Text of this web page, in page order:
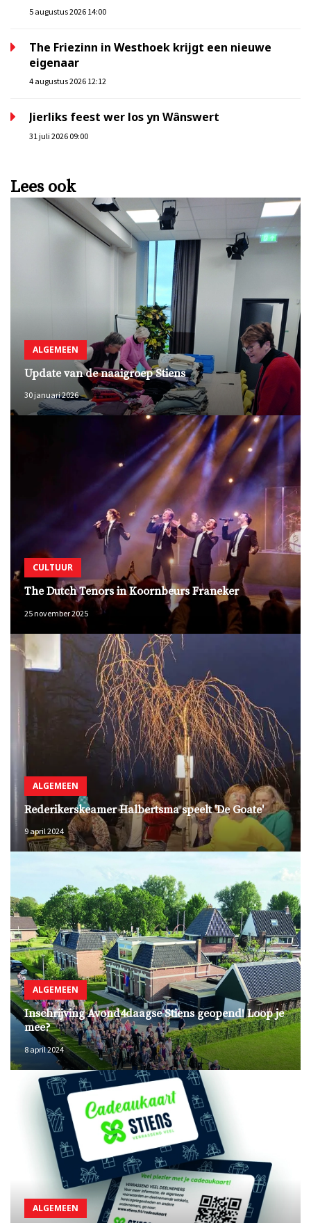
5 augustus 2026 14:00
The Friezinn in Westhoek krijgt een nieuwe
eigenaar
4 augustus 2026 12:12
Jierliks feest wer los yn Wânswert
31 juli 2026 09:00
Lees ook
ALGEMEEN
Update van de naaigroep Stiens
30 januari 2026
CULTUUR
The Dutch Tenors in Koornbeurs Franeker
25 november 2025
ALGEMEEN
Rederikerskeamer Halbertsma speelt 'De Goate'
9 april 2024
ALGEMEEN
Inschrijving Avond4daagse Stiens geopend! Loop je
mee?
8 april 2024
ALGEMEEN